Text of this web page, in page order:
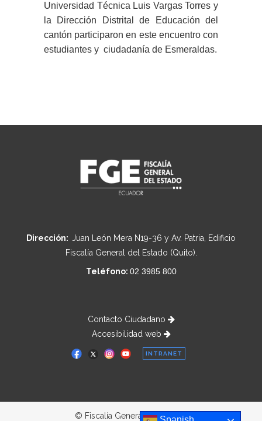
Universidad Técnica Luis Vargas Torres y
la Dirección Distrital de Educación del
cantón participaron en este encuentro con
estudiantes y ciudadanía de Esmeraldas.
Dirección: Juan León Mera N19-36 y Av. Patria, Edificio
Fiscalía General del Estado (Quito).
Teléfono: 02 3985 800
Contacto Ciudadano
Accesibilidad web
INTRANET
© Fiscalía General del Estado